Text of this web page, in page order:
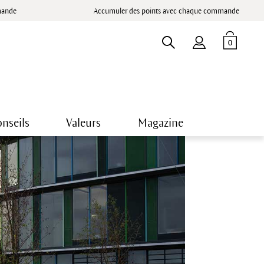
Accumuler des points avec chaque commande
0
Valeurs Magazine